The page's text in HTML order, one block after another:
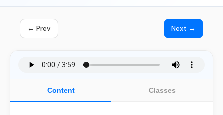
← Prev Next →
Content Classes